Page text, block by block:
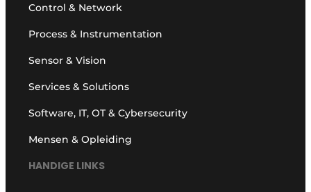
Control & Network
Process & Instrumentation
Sensor & Vision
Services & Solutions
Software, IT, OT & Cybersecurity
Mensen & Opleiding
HANDIGE LINKS